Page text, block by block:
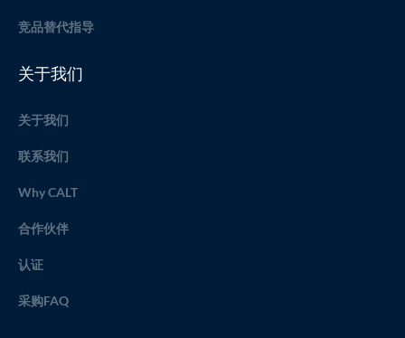
竞品替代指导
关于我们
关于我们
联系我们
Why CALT
合作伙伴
认证
采购FAQ